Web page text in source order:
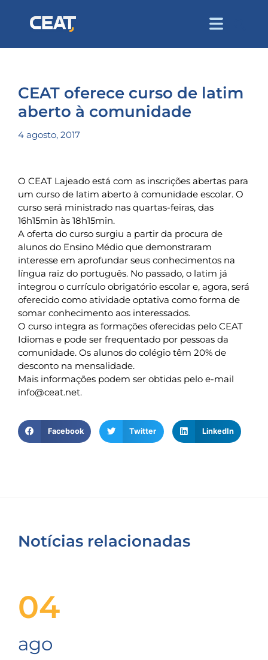
CEAT oferece curso de latim
aberto à comunidade
4 agosto, 2017
O CEAT Lajeado está com as inscrições abertas para
um curso de latim aberto à comunidade escolar. O
curso será ministrado nas quartas-feiras, das
16h15min às 18h15min.
A oferta do curso surgiu a partir da procura de
alunos do Ensino Médio que demonstraram
interesse em aprofundar seus conhecimentos na
língua raiz do português. No passado, o latim já
integrou o currículo obrigatório escolar e, agora, será
oferecido como atividade optativa como forma de
somar conhecimento aos interessados.
O curso integra as formações oferecidas pelo CEAT
Idiomas e pode ser frequentado por pessoas da
comunidade. Os alunos do colégio têm 20% de
desconto na mensalidade.
Mais informações podem ser obtidas pelo e-mail
info@ceat.net.
Facebook Twitter LinkedIn
Notícias relacionadas
04
ago